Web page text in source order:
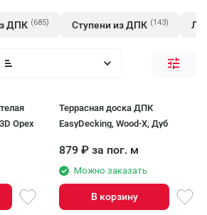
ДПК (685) Ступени из ДПК (143)
Орех
Террасная доска ДПК
EasyDecking, Wood-X, Дуб
879 ₽ за пог. м
Можно заказать
В корзину